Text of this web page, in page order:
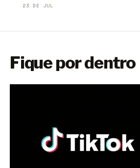
23 DE JUL
Fique por dentro